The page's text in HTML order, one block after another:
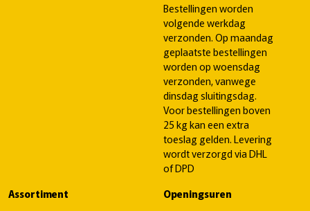
Bestellingen worden
volgende werkdag
verzonden. Op maandag
geplaatste bestellingen
worden op woensdag
verzonden, vanwege
dinsdag sluitingsdag.
Voor bestellingen boven
25 kg kan een extra
toeslag gelden. Levering
wordt verzorgd via DHL
of DPD
Assortiment
Openingsuren